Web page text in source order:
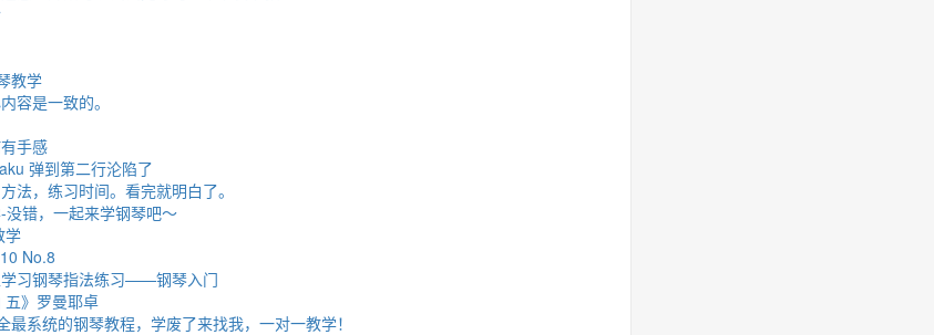
教学
容是一致的。
手感
弹到第二行沦陷了
法，练习时间。看完就明白了。
没错，一起来学钢琴吧～
学
No.8
学习钢琴指法练习——钢琴入门
五》罗曼耶卓
最系统的钢琴教程，学废了来找我，一对一教学！